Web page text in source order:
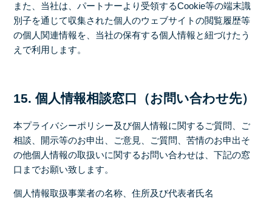
また、当社は、パートナーより受領するCookie等の端末識
別子を通じて収集された個人のウェブサイトの閲覧履歴等
の個人関連情報を、当社の保有する個人情報と紐づけたう
えで利用します。
15. 個人情報相談窓口（お問い合わせ先）
本プライバシーポリシー及び個人情報に関するご質問、ご
相談、開示等のお申出、ご意見、ご質問、苦情のお申出そ
の他個人情報の取扱いに関するお問い合わせは、下記の窓
口までお願い致します。
個人情報取扱事業者の名称、住所及び代表者氏名